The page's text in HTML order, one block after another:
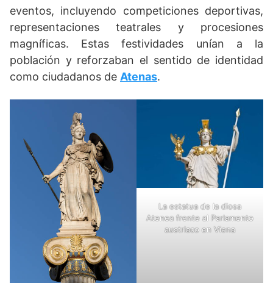
eventos, incluyendo competiciones deportivas,
representaciones teatrales y procesiones
magníficas. Estas festividades unían a la
población y reforzaban el sentido de identidad
como ciudadanos de Atenas.
La estatua de la diosa
Atenea frente al Parlamento
austriaco en Viena